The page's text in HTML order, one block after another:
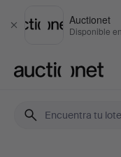
Cerrar
Auctionet
Disponible